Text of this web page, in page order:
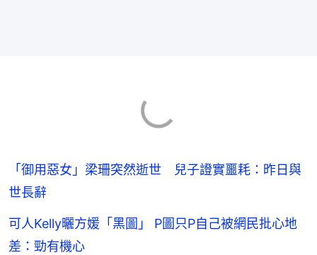
「御用惡女」梁珊突然逝世 兒子證實噩耗：昨日與
世長辭
可人Kelly曬方媛「黑圖」 P圖只P自己被網民批心地
差：勁有機心